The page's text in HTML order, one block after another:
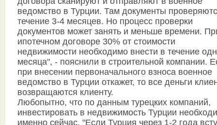
ведомство в Турции. Там документы
течение 3-4 месяцев. Но процесс проверки
документов может занять и меньше времени.
ипотечном договоре 30% от стоимости
недвижимости необходимо внести в течение
месяца", - пояснили в строительной компании.
при внесении первоначального взноса военное
ведомство в Турции откажет, то все деньги
возвращаются клиенту.
Любопытно, что по данным турецких компаний,
инвестировать в недвижимость Турции
именно сейчас. "Если Турция через 1-2 года